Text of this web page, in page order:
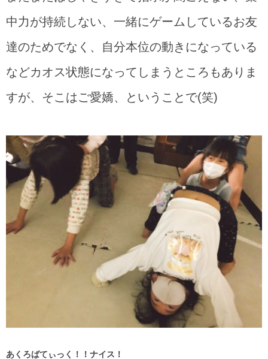
中力が持続しない、一緒にゲームしているお友
達のためでなく、自分本位の動きになっている
などカオス状態になってしまうところもありま
すが、そこはご愛嬌、ということで(笑)
あくろばてぃっく！！ナイス！